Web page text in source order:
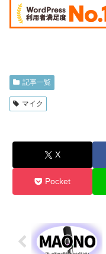
記事一覧
マイク
X
Pocket